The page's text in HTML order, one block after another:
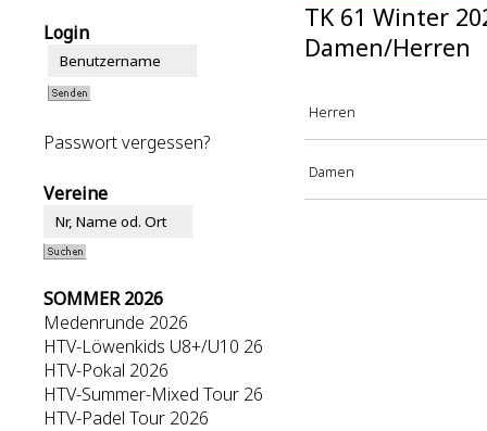
Login
Passwort vergessen?
Vereine
SOMMER 2026
Medenrunde 2026
HTV-Löwenkids U8+/U10 26
HTV-Pokal 2026
HTV-Summer-Mixed Tour 26
HTV-Padel Tour 2026
TK 61 Winter
Damen/Herren
Herren
Damen